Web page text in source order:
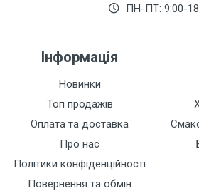
Залишити відгукПН-ПТ: 9:00-
Інформація
Новинки
Топ продажів
Оплата та доставка
Про нас
Політики конфіденційності
Повернення та обмін